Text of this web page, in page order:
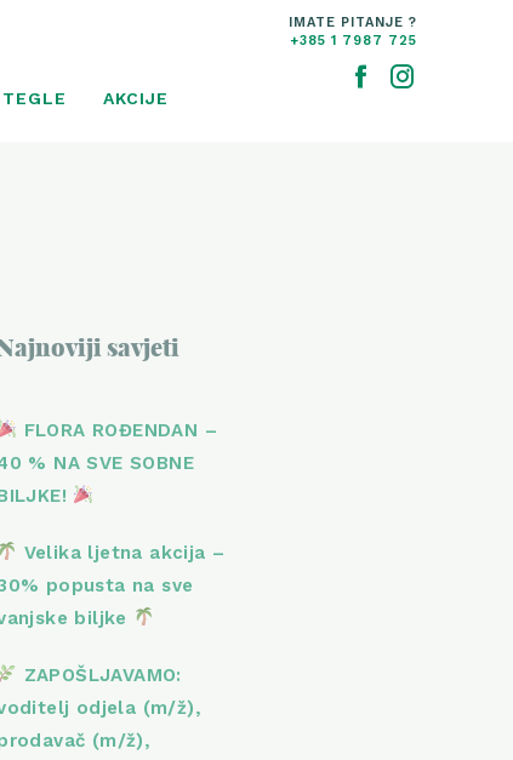
AKCIJE
IMATE PITANJE ?
+385 1 7987 725
savjeti
FLORA ROĐENDAN –
% NA SVE SOBNE
Velika ljetna akcija –
popusta na sve
biljke
ZAPOŠLJAVAMO:
odjela (m/ž),
(m/ž),